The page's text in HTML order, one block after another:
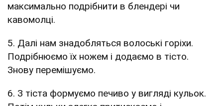
максимально подрібнити в блендері чи
кавомолці.
5. Далі нам знадобляться волоські горіхи.
Подрібнюємо їх ножем і додаємо в тісто.
Знову перемішуємо.
6. З тіста формуємо печиво у вигляді кульок.